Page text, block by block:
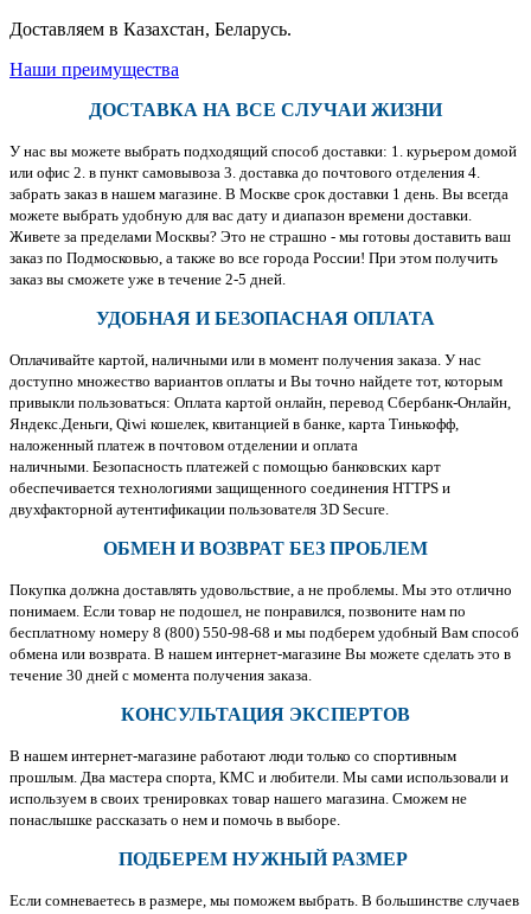
Доставляем в Казахстан, Беларусь.
Наши преимущества
ДОСТАВКА НА ВСЕ СЛУЧАИ ЖИЗНИ
У нас вы можете выбрать подходящий способ доставки: 1. курьером домой
или офис 2. в пункт самовывоза 3. доставка до почтового отделения 4.
забрать заказ в нашем магазине. В Москве срок доставки 1 день. Вы всегда
можете выбрать удобную для вас дату и диапазон времени доставки.
Живете за пределами Москвы? Это не страшно - мы готовы доставить ваш
заказ по Подмосковью, а также во все города России! При этом получить
заказ вы сможете уже в течение 2-5 дней.
УДОБНАЯ И БЕЗОПАСНАЯ ОПЛАТА
Оплачивайте картой, наличными или в момент получения заказа. У нас
доступно множество вариантов оплаты и Вы точно найдете тот, которым
привыкли пользоваться: Оплата картой онлайн, перевод Сбербанк-Онлайн,
Яндекс.Деньги, Qiwi кошелек, квитанцией в банке, карта Тинькофф,
наложенный платеж в почтовом отделении и оплата
наличными. Безопасность платежей с помощью банковских карт
обеспечивается технологиями защищенного соединения HTTPS и
двухфакторной аутентификации пользователя 3D Secure.
ОБМЕН И ВОЗВРАТ БЕЗ ПРОБЛЕМ
Покупка должна доставлять удовольствие, а не проблемы. Мы это отлично
понимаем. Если товар не подошел, не понравился, позвоните нам по
бесплатному номеру 8 (800) 550-98-68 и мы подберем удобный Вам способ
обмена или возврата. В нашем интернет-магазине Вы можете сделать это в
течение 30 дней с момента получения заказа.
КОНСУЛЬТАЦИЯ ЭКСПЕРТОВ
В нашем интернет-магазине работают люди только со спортивным
прошлым. Два мастера спорта, КМС и любители. Мы сами использовали и
используем в своих тренировках товар нашего магазина. Сможем не
понаслышке рассказать о нем и помочь в выборе.
ПОДБЕРЕМ НУЖНЫЙ РАЗМЕР
Если сомневаетесь в размере, мы поможем выбрать. В большинстве случаев